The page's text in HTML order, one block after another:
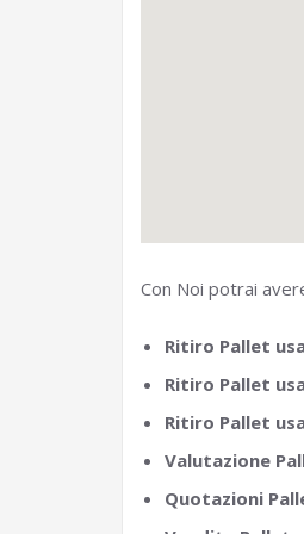
Con Noi potrai
Ritiro Pallet
Ritiro Pallet
Ritiro Pallet
Valutazione
Quotazioni